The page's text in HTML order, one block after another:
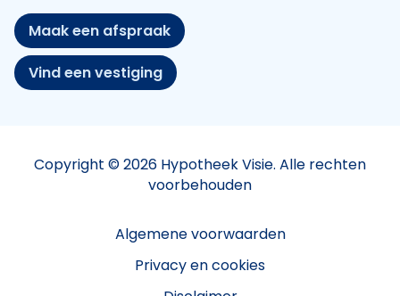
Maak een afspraak
Vind een vestiging
Copyright © 2026 Hypotheek Visie. Alle rechten
voorbehouden
Algemene voorwaarden
Privacy en cookies